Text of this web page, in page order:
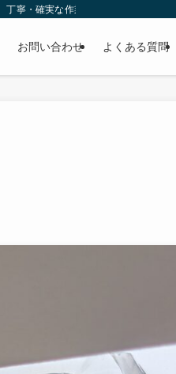
寧・確実な作業で個人様だけで
お問い合わせ よくある質問